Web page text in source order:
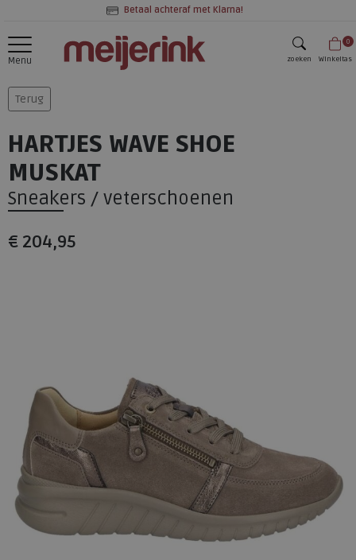
Betaal achteraf met Klarna!
Menu zoeken
0
Winkeltas
Terug
HARTJES WAVE SHOE
MUSKAT
Sneakers / veterschoenen
€ 204,95